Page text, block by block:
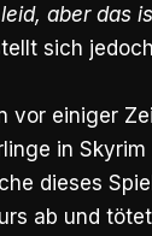
aber das
sich
vor einiger
in
dieses
ab und